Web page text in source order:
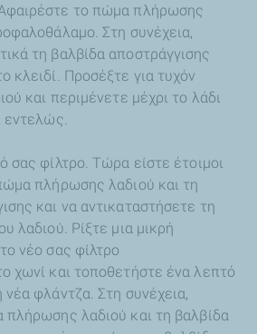
το πώμα πλήρωσης
Στη συνέχεια,
τη βαλβίδα αποστράγγισης
κλειδί. Προσέξτε για τυχόν
και περιμένετε μέχρι το λάδι
εντελώς.
σας φίλτρο. Τώρα είστε έτοιμοι
πλήρωσης λαδιού και τη
και να αντικαταστήσετε τη
λαδιού. Ρίξτε μια μικρή
νέο σας φίλτρο
χωνί και τοποθετήστε ένα λεπτό
φλάντζα. Στη συνέχεια,
λαδιού και τη βαλβίδα